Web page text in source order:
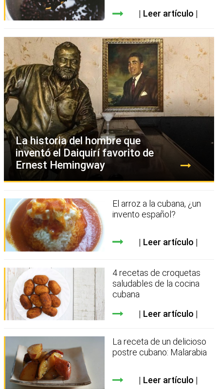
Leer artículo
La historia del hombre que
inventó el Daiquirí favorito de
Ernest Hemingway
El arroz a la cubana, ¿un
invento español?
Leer artículo
4 recetas de croquetas
saludables de la cocina
cubana
Leer artículo
La receta de un delicioso
postre cubano: Malarabia
Leer artículo